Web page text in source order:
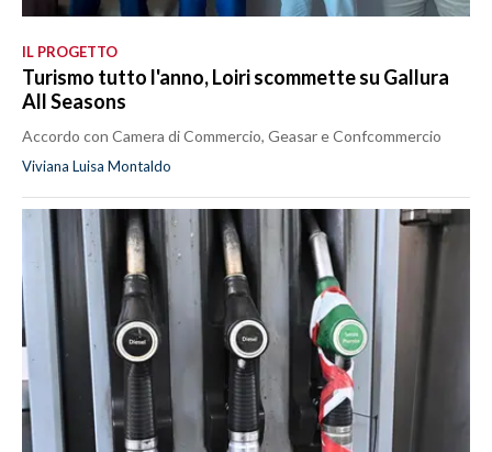
IL PROGETTO
Turismo tutto l'anno, Loiri scommette su Gallura
All Seasons
Accordo con Camera di Commercio, Geasar e Confcommercio
Viviana Luisa Montaldo